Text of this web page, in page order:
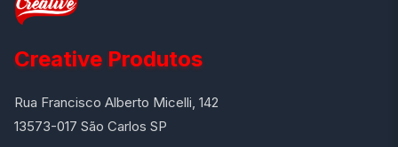
Creative Produtos
Rua Francisco Alberto Micelli, 142
13573-017 São Carlos SP